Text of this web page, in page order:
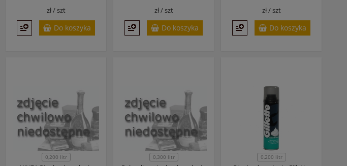
zł /szt
Do koszyka
zł /szt
Do koszyka
zł /szt
Do koszyka
0,200 litr 0,300 litr 0,200 litr